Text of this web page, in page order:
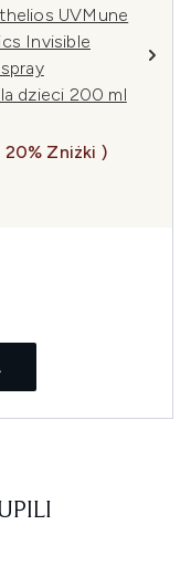
UVMune
Invisible
dzieci 200 ml
20% Zniżki )